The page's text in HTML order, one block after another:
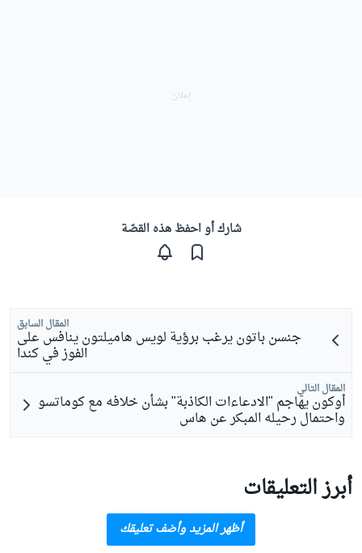
شارك أو احفظ هذه القصّة
المقال السابق
جنسن باتون يرغب برؤية لويس هاميلتون ينافس على
الفوز في كندا
المقال التالي
أوكون يهاجم "الادعاءات الكاذبة" بشأن خلافه مع كوماتسو
واحتمال رحيله المبكر عن هاس
أبرز التعليقات
أظهر المزيد وأضف تعليقك